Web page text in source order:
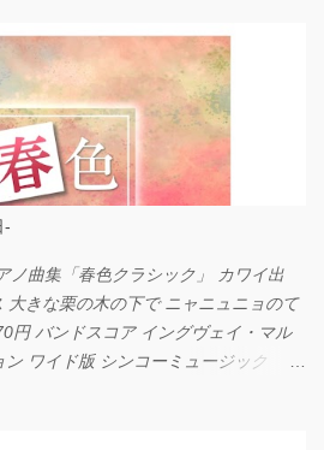
-
ノ曲集「春色クラシック」 カワイ出
きな栗の木の下で ニャニュニョのて
円 バンドスコア イングヴェイ・マル
ン ワイド版 シンコーミュージック